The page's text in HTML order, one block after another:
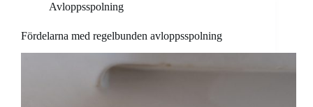
Avloppsspolning
Fördelarna med regelbunden avloppsspolning